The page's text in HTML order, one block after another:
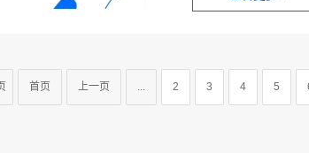
首页 上一页 ... 2 3 4 5